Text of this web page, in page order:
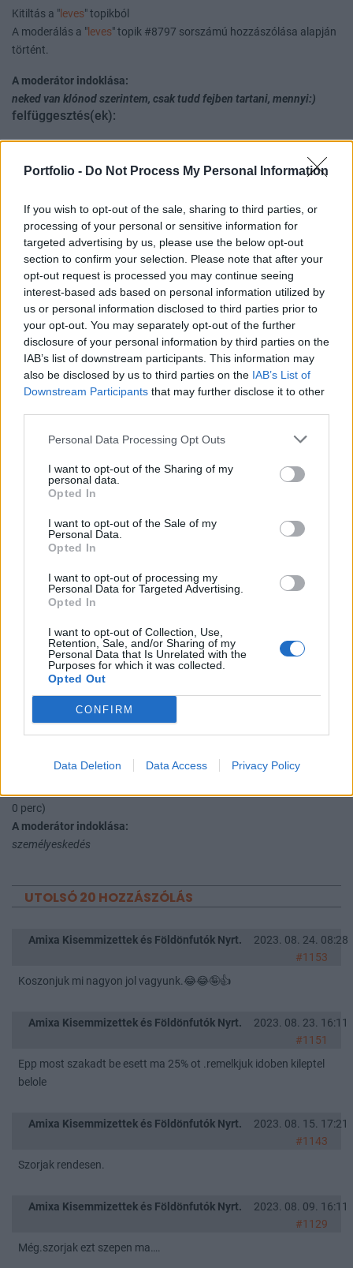
Portfolio - Do Not Process My Personal Information
If you wish to opt-out of the sale, sharing to third parties, or
processing of your personal or sensitive information for
targeted advertising by us, please use the below opt-out
section to confirm your selection. Please note that after your
opt-out request is processed you may continue seeing
interest-based ads based on personal information utilized by
us or personal information disclosed to third parties prior to
your opt-out. You may separately opt-out of the further
disclosure of your personal information by third parties on the
IAB’s list of downstream participants. This information may
also be disclosed by us to third parties on the IAB’s List of
Downstream Participants that may further disclose it to other
Personal Data Processing Opt Outs
I want to opt-out of the Sharing of my
personal data.
Opted In
I want to opt-out of the Sale of my
Personal Data.
Opted In
I want to opt-out of processing my
Personal Data for Targeted Advertising.
Opted In
I want to opt-out of Collection, Use,
Retention, Sale, and/or Sharing of my
Personal Data that Is Unrelated with the
Purposes for which it was collected.
Opted Out
CONFIRM
Data Deletion Data Access Privacy Policy
Kitiltás a " leves" topikból
A moderálás a " leves" topik #8797 sorszámú hozzászólása alapján
történt.
A moderátor indoklása:
neked van klónod szerintem, csak tudd fejben tartani, mennyi:)
felfüggesztés(ek):
Felfüggesztés a "AutoWallis Nyrt+topic " topikban - 2019-09-12
A moderálás a "AutoWallis Nyrt+topic" topik #8396 sorszámú
hozzászólása alapján történt.
A moderátor indoklása:
Koszonjuk itt nem kell a feszko.
Moderáció:
Felfüggesztés a "Kis papírok LE!" topikban - 2019-11-13 18:21-ig (20
nap, 1 óra, 0 perc)
A moderálás a "Kis papírok LE!" topik #1169 sorszámú
hozzászólása alapján történt.
A moderátor indoklása:
Személyeskedés
Moderáció:
19:55-ig (1 nap, 0 óra, 0 perc)
hozzászólása alapján történt.
A moderátor indoklása:
Mar kertem, hogy keruld a szemelyeskedest.
A topic temajahoz kell hozzaszolni.
Moderáció:
0 perc)
A moderátor indoklása:
személyeskedés
UTOLSÓ 20 HOZZÁSZÓLÁS
Amixa Kisemmizettek és Földönfutók Nyrt.
2023. 08. 24. 08:28
#1153
Koszonjuk mi nagyon jol vagyunk.😂😂🤪👍
Amixa Kisemmizettek és Földönfutók Nyrt.
2023. 08. 23. 16:11
#1151
Epp most szakadt be esett ma 25% ot .remelkjuk idoben kileptel
belole
Amixa Kisemmizettek és Földönfutók Nyrt.
2023. 08. 15. 17:21
#1143
Szorjak rendesen.
Amixa Kisemmizettek és Földönfutók Nyrt.
2023. 08. 09. 16:11
#1129
Még.szorjak ezt szepen ma….